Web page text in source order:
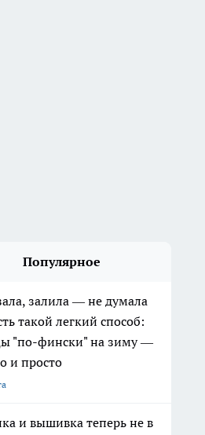
Популярное
залила — не думала
такой легкий способ:
"по-фински" на зиму —
и просто
и вышивка теперь не в